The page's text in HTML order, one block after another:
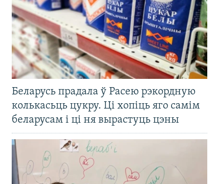
Беларусь прадала ў Расею рэкордную
колькасьць цукру. Ці хопіць яго самім
беларусам і ці ня вырастуць цэны